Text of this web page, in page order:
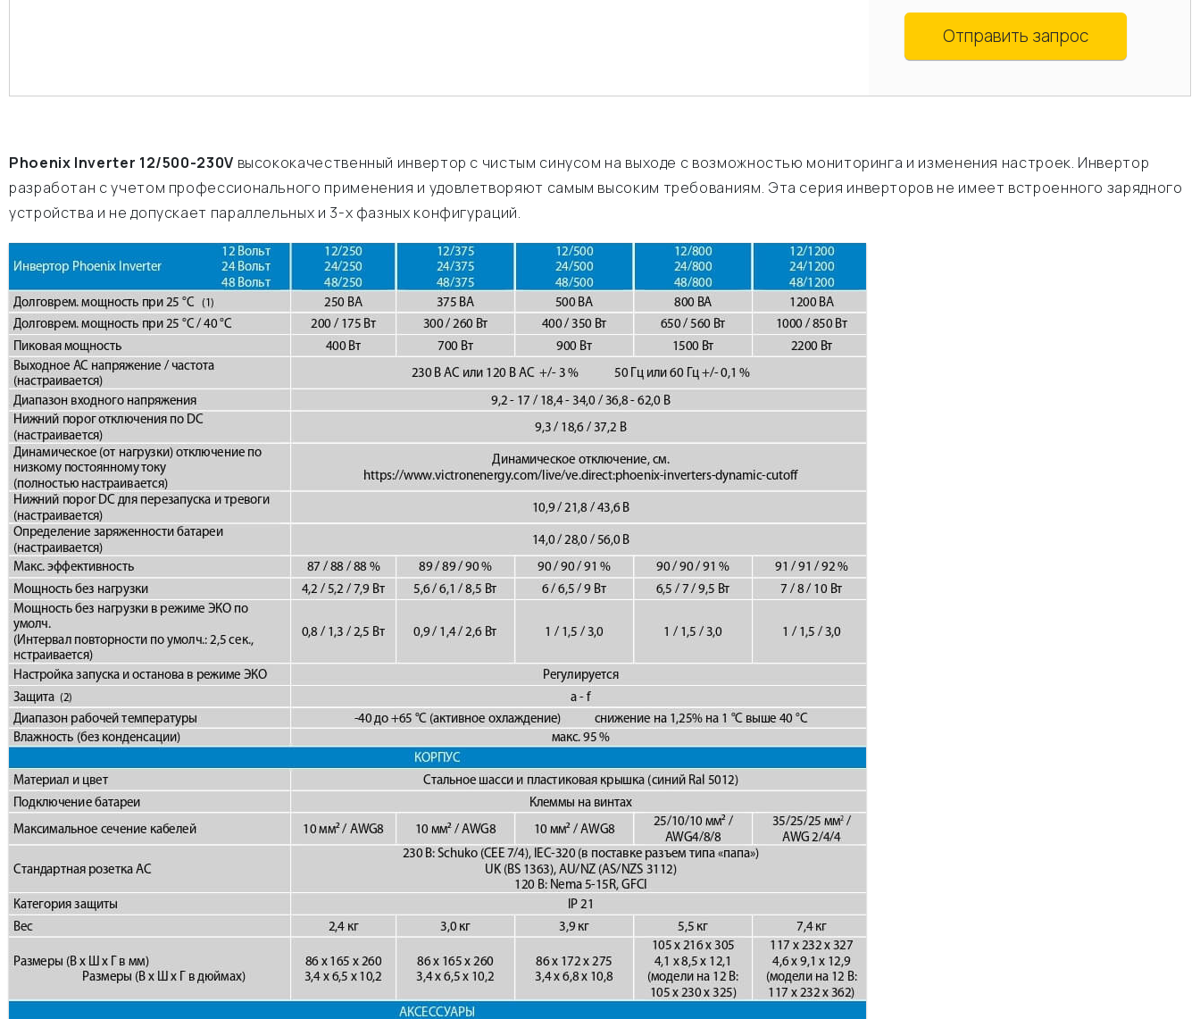
Отправить запрос
Phoenix Inverter 12/500-230V высококачественный инвертор с чистым синусом на выходе с возможностью мониторинга и изменения настроек. Инвертор
разработан с учетом профессионального применения и удовлетворяют самым высоким требованиям. Эта серия инверторов не имеет встроенного зарядного
устройства и не допускает параллельных и 3-х фазных конфигураций.